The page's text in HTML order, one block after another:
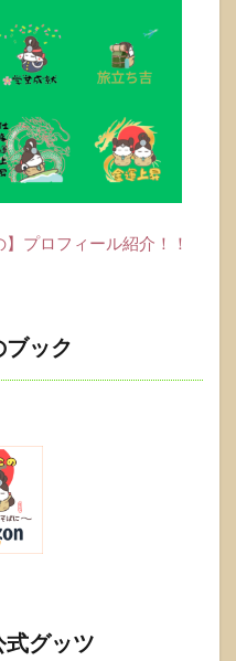
プロフィール紹介！！
ブック
式グッツ